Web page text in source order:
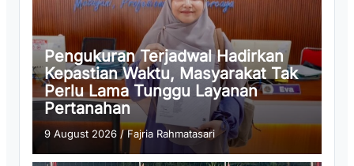
Pengukuran Terjadwal Hadirkan
Kepastian Waktu, Masyarakat Tak
Perlu Lama Tunggu Layanan
Pertanahan
9 August 2026 /Fajria Rahmatasari